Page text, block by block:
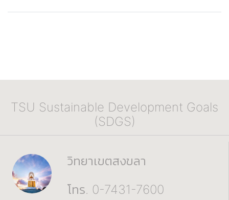
TSU Sustainable Development Goals
(SDGS)
วิทยาเขตสงขลา
โทร. 0-7431-7600